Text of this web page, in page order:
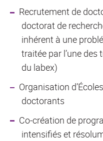
Recrutement de
doctorat de
inhérent à une
traitée par l’une
du labex)
Organisation
doctorants
Co-création de
intensifiés et